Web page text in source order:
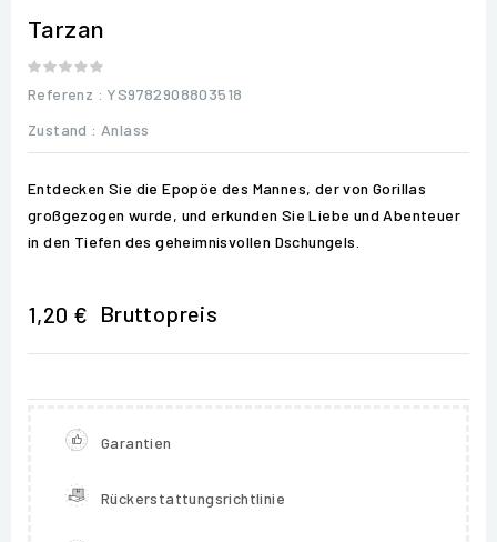
Tarzan
Referenz : YS9782908803518
Zustand : Anlass
Entdecken Sie die Epopöe des Mannes, der von Gorillas
großgezogen wurde, und erkunden Sie Liebe und Abenteuer
in den Tiefen des geheimnisvollen Dschungels.
1,20 € Bruttopreis
Garantien
Rückerstattungsrichtlinie